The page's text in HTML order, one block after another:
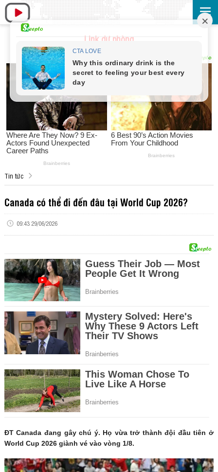
Link dự phòng
Tin tức
Canada có thể đi đến đâu tại World Cup 2026?
09:43 29/06/2026
ĐT Canada đang gây chú ý. Họ vừa trở thành đội đầu tiên ở
World Cup 2026 giành vé vào vòng 1/8.